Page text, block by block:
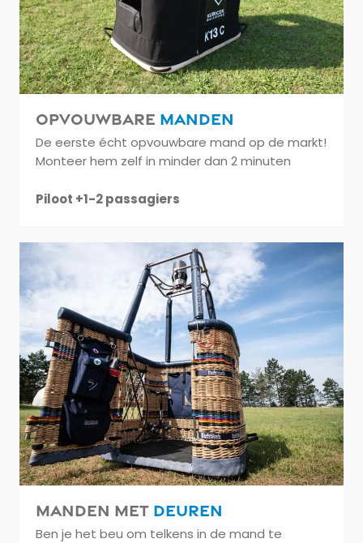
Opvouwbare manden
De eerste écht opvouwbare mand op de markt!
Monteer hem zelf in minder dan 2 minuten
Piloot +1-2 passagiers
Manden met deuren
Ben je het beu om telkens in de mand te